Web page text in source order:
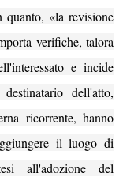
quanto, «la revisione
verifiche, talora
e incide
dell'atto,
ricorrente, hanno
il luogo di
all'adozione del